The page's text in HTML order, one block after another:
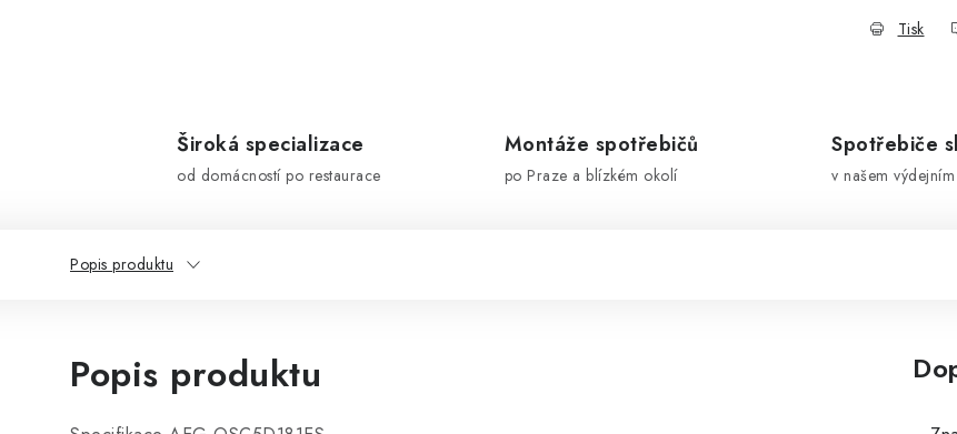
Tisk
Široká specializace
od domácností po restaurace
Montáže spotřebičů
po Praze a blízkém okolí
Spotřebiče
v našem
Popis produktu
Popis produktu